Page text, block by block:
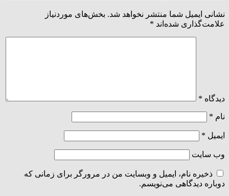
نشانی ایمیل شما منتشر نخواهد شد. بخش‌های موردنیاز
علامت‌گذاری شده‌اند *
دیدگاه *
نام *
ایمیل *
وب‌ سایت
ذخیره نام، ایمیل و وبسایت من در مرورگر برای زمانی که
دوباره دیدگاهی می‌نویسم.